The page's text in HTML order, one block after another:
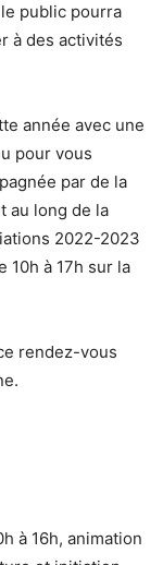
public pourra
à des activités
année avec une
pour vous
par de la
au long de la
2022-2023
10h à 17h sur la
rendez-vous
à 16h, animation